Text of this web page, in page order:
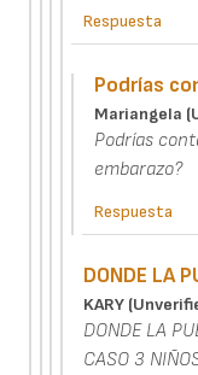
Respuesta
Podrías
Mariangela
Podrías
embarazo?
Respuesta
DONDE LA
KARY
DONDE LA
CASO 3